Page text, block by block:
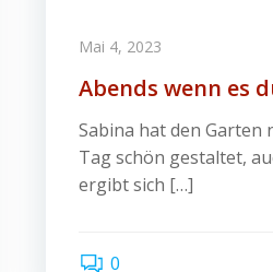
Mai 4, 2023
Abends wenn es
Sabina hat den Garten
Tag schön gestaltet,
ergibt sich […]
0